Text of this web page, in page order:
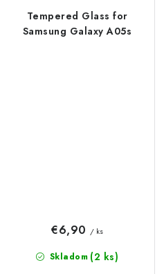
Tempered Glass for
Samsung Galaxy A05s
Skladom (2 ks)
€6,90 / ks